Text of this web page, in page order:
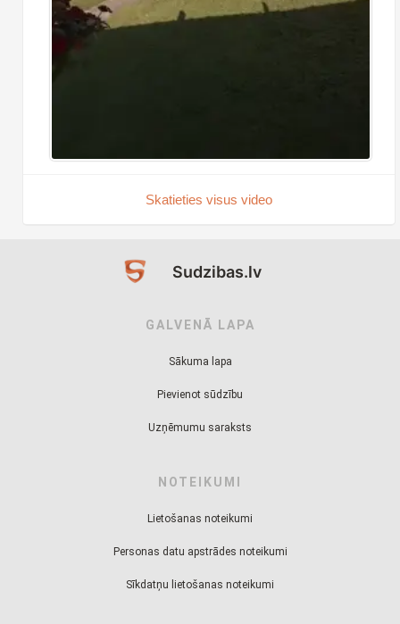
Skatieties visus video
Sudzibas.lv
GALVENĀ LAPA
Sākuma lapa
Pievienot sūdzību
Uzņēmumu saraksts
NOTEIKUMI
Lietošanas noteikumi
Personas datu apstrādes noteikumi
Sīkdatņu lietošanas noteikumi